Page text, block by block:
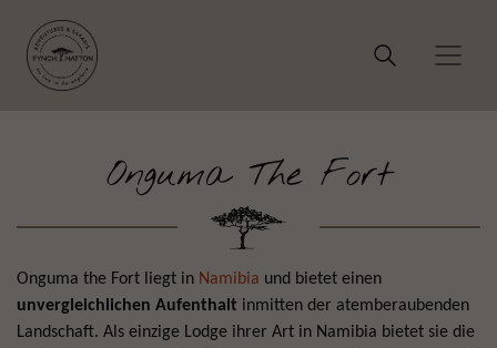
Onguma The Fort
Onguma the Fort liegt in Namibia und bietet einen
unvergleichlichen Aufenthalt inmitten der atemberaubenden
Landschaft. Als einzige Lodge ihrer Art in Namibia bietet sie die